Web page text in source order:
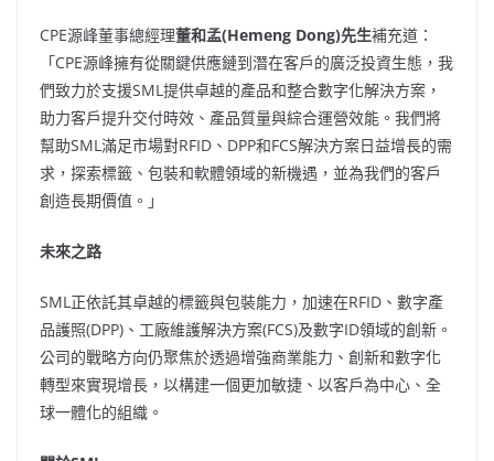
CPE源峰董事總經理董和孟(Hemeng Dong)先生補充道：
「CPE源峰擁有從關鍵供應鏈到潛在客戶的廣泛投資生態，我
們致力於支援SML提供卓越的產品和整合數字化解決方案，
助力客戶提升交付時效、產品質量與綜合運營效能。我們將
幫助SML滿足市場對RFID、DPP和FCS解決方案日益增長的需
求，探索標籤、包裝和軟體領域的新機遇，並為我們的客戶
創造長期價值。」
未來之路
SML正依託其卓越的標籤與包裝能力，加速在RFID、數字產
品護照(DPP)、工廠維護解決方案(FCS)及數字ID領域的創新。
公司的戰略方向仍聚焦於透過增強商業能力、創新和數字化
轉型來實現增長，以構建一個更加敏捷、以客戶為中心、全
球一體化的組織。